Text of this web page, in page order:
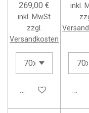
269,00 €
inkl. MwSt
zzgl.
Versandkosten
In den Warenkorb
inkl.
In